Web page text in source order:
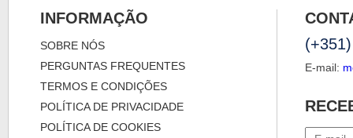
INFORMAÇÃO
SOBRE NÓS
PERGUNTAS FREQUENTES
TERMOS E CONDIÇÕES
POLÍTICA DE PRIVACIDADE
POLÍTICA DE COOKIES
E-mail: